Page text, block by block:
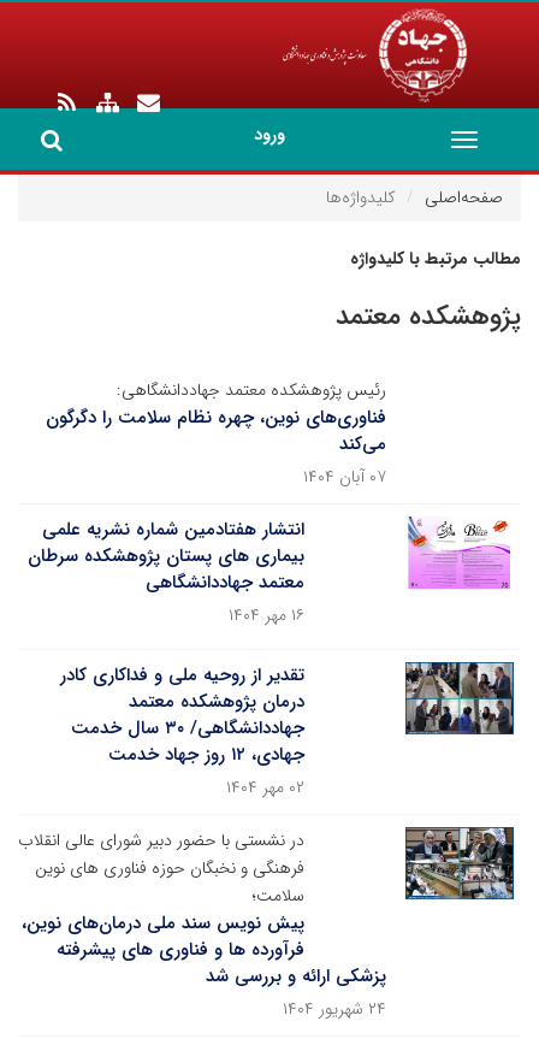
ورود
Toggle
navigation
صفحه‌اصلی
کلیدواژه‌ها
مطالب مرتبط با کلیدواژه
پژوهشکده معتمد
رئیس پژوهشکده معتمد جهاددانشگاهی:
فناوری‌های نوین، چهره نظام سلامت را دگرگون
می‌کند
۰۷ آبان ۱۴۰۴
انتشار هفتادمین شماره نشریه علمی
بیماری ‏های پستان پژوهشکده سرطان
معتمد جهاددانشگاهی
۱۶ مهر ۱۴۰۴
تقدیر از روحیه ملی و فداکاری کادر
درمان پژوهشکده معتمد
جهاددانشگاهی/ ۳۰ سال خدمت
جهادی، ۱۲ روز جهاد خدمت
۰۲ مهر ۱۴۰۴
در نشستی با حضور دبیر شورای عالی انقلاب
فرهنگی و نخبگان حوزه فناوری های نوین
سلامت؛
پیش نویس سند ملی درمان‌های نوین،
فرآورده ها و فناوری های پیشرفته
پزشکی ارائه و بررسی شد
۲۴ شهریور ۱۴۰۴